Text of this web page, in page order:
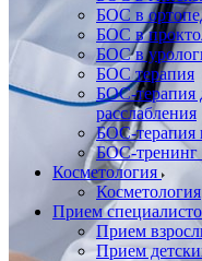
БОС в
БОС в
БОС в
БОС терапия
БОС-терапия
расслабления
БОС-
БОС-
Косметология
Косметология
Прием
Прием
Прием